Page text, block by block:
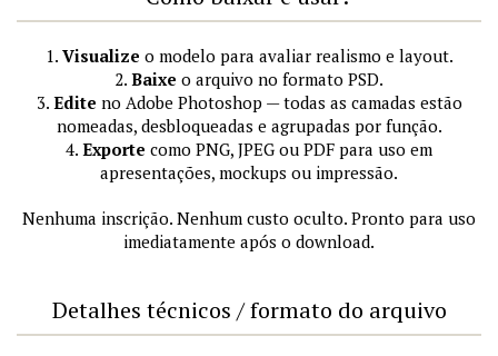
1. Visualize o modelo para avaliar realismo e layout.
2. Baixe o arquivo no formato PSD.
3. Edite no Adobe Photoshop — todas as camadas estão
nomeadas, desbloqueadas e agrupadas por função.
4. Exporte como PNG, JPEG ou PDF para uso em
apresentações, mockups ou impressão.
Nenhuma inscrição. Nenhum custo oculto. Pronto para uso
imediatamente após o download.
Detalhes técnicos / formato do arquivo